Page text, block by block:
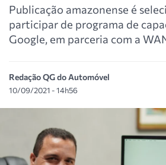
Publicação amazonense é
participar de programa de
Google, em parceria com a
Redação QG do Automóvel
10/09/2021 - 14h56